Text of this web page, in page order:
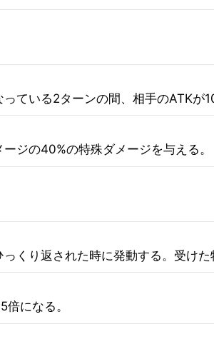
ている2ターンの間、相手のATKが
ジの40%の特殊ダメージを与える。
くり返された時に発動する。受け
になる。